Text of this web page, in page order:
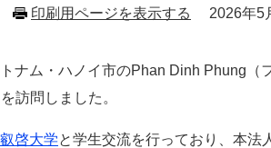
印刷用ページを表示する 2026年5
ナム・ハノイ市のPhan Dinh Phung（
訪問しました。
叡啓大学と学生交流を行っており、本法